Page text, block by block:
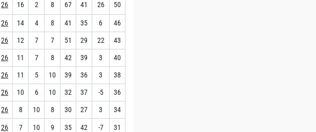
26 16 2 8 67 41 26 50
26 14 4 8 41 35 6 46
26 12 7 7 51 29 22 43
26 11 7 8 42 39 3 40
26 11 5 10 39 36 3 38
26 10 6 10 32 37 -5 36
26 8 10 8 30 27 3 34
26 7 10 9 35 42 -7 31